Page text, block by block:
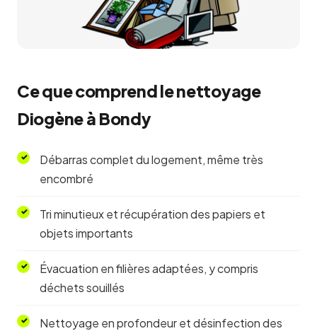
Ce que comprend le nettoyage
Diogène à Bondy
Débarras complet du logement, même très
encombré
Tri minutieux et récupération des papiers et
objets importants
Évacuation en filières adaptées, y compris
déchets souillés
Nettoyage en profondeur et désinfection des